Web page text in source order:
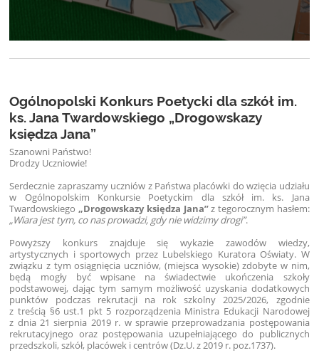
Ogólnopolski Konkurs Poetycki dla szkół im.
ks. Jana Twardowskiego „Drogowskazy
księdza Jana”
Szanowni Państwo!
Drodzy Uczniowie!
Serdecznie zapraszamy uczniów z Państwa placówki do wzięcia udziału
w Ogólnopolskim Konkursie Poetyckim dla szkół im. ks. Jana
Twardowskiego„Drogowskazy księdza Jana”z tegorocznym hasłem:
„Wiara jest tym, co nas prowadzi, gdy nie widzimy drogi”.
Powyższy konkurs znajduje się wykazie zawodów wiedzy,
artystycznych i sportowych przez Lubelskiego Kuratora Oświaty. W
związku z tym osiągnięcia uczniów, (miejsca wysokie) zdobyte w nim,
będą mogły być wpisane na świadectwie ukończenia szkoły
podstawowej, dając tym samym możliwość uzyskania dodatkowych
punktów podczas rekrutacji na rok szkolny 2025/2026, zgodnie
z treścią §6 ust.1 pkt 5 rozporządzenia Ministra Edukacji Narodowej
z dnia 21 sierpnia 2019 r. w sprawie przeprowadzania postępowania
rekrutacyjnego oraz postępowania uzupełniającego do publicznych
przedszkoli, szkół, placówek i centrów (Dz.U. z 2019 r. poz.1737).